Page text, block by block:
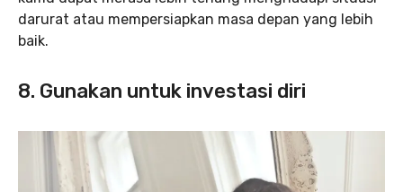
darurat atau mempersiapkan masa depan yang lebih
baik.
8. Gunakan untuk investasi diri